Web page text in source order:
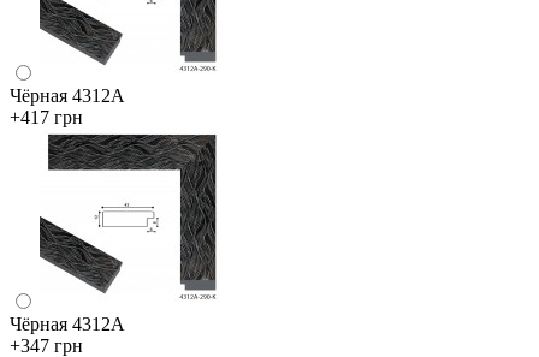
Чёрная 4312А
+417 грн
Чёрная 4312А
+347 грн